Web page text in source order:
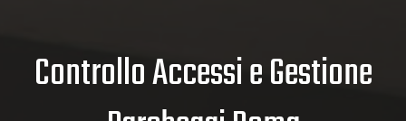
Controllo Accessi e Gestione